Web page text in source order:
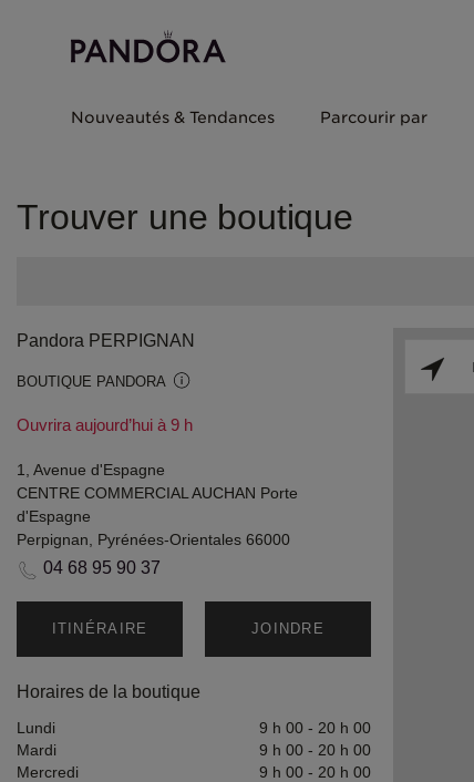
Nouveautés & Tendances Parcourir par
Trouver une boutique
Pandora PERPIGNAN
BOUTIQUE PANDORA
Ouvrira aujourd’hui à 9 h
1, Avenue d'Espagne
CENTRE COMMERCIAL AUCHAN Porte
d'Espagne
Perpignan, Pyrénées-Orientales 66000
04 68 95 90 37
ITINÉRAIRE JOINDRE
Horaires de la boutique
Lundi 9 h 00 - 20 h 00
Mardi
9 h 00 - 20 h 00
Mercredi
9 h 00 - 20 h 00